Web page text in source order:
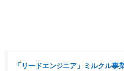
「リードエンジニア」ミルクル事